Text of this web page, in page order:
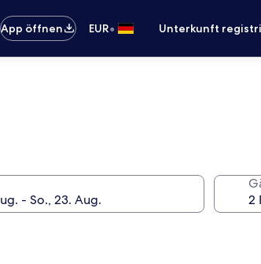
App öffnen
EUR• Unterkunft